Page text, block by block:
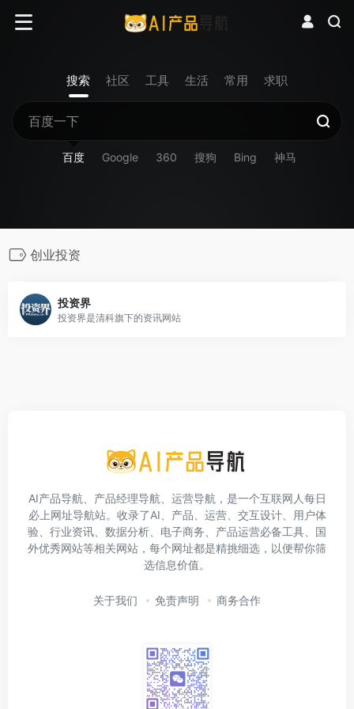
搜索 社区 工具 生活 常用 求职
百度 Google 360 搜狗 Bing 神马
创业投资
投资界
投资界是清科旗下的资讯网站
AI产品导航、产品经理导航、运营导航，是一个互联网人每日
必上网址导航站。收录了AI、产品、运营、交互设计、用户体
验、行业资讯、数据分析、电子商务、产品运营必备工具、国
外优秀网站等相关网站，每个网址都是精挑细选，以便帮你筛
选信息价值。
关于我们 免责声明 商务合作